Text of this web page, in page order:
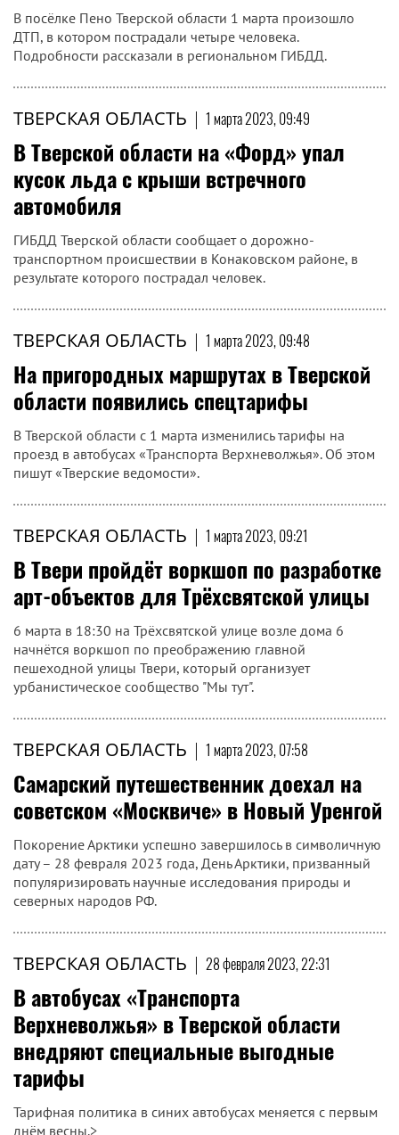
В посёлке Пено Тверской области 1 марта произошло
ДТП, в котором пострадали четыре человека.
Подробности рассказали в региональном ГИБДД.
ТВЕРСКАЯ ОБЛАСТЬ | 1 марта 2023, 09:49
В Тверской области на «Форд» упал
кусок льда с крыши встречного
автомобиля
ГИБДД Тверской области сообщает о дорожно-
транспортном происшествии в Конаковском районе, в
результате которого пострадал человек.
ТВЕРСКАЯ ОБЛАСТЬ | 1 марта 2023, 09:48
На пригородных маршрутах в Тверской
области появились спецтарифы
В Тверской области с 1 марта изменились тарифы на
проезд в автобусах «Транспорта Верхневолжья». Об этом
пишут «Тверские ведомости».
ТВЕРСКАЯ ОБЛАСТЬ | 1 марта 2023, 09:21
В Твери пройдёт воркшоп по разработке
арт-объектов для Трёхсвятской улицы
6 марта в 18:30 на Трёхсвятской улице возле дома 6
начнётся воркшоп по преображению главной
пешеходной улицы Твери, который организует
урбанистическое сообщество "Мы тут".
ТВЕРСКАЯ ОБЛАСТЬ | 1 марта 2023, 07:58
Самарский путешественник доехал на
советском «Москвиче» в Новый Уренгой
Покорение Арктики успешно завершилось в символичную
дату – 28 февраля 2023 года, День Арктики, призванный
популяризировать научные исследования природы и
северных народов РФ.
ТВЕРСКАЯ ОБЛАСТЬ | 28 февраля 2023, 22:31
В автобусах «Транспорта
Верхневолжья» в Тверской области
внедряют специальные выгодные
тарифы
Тарифная политика в синих автобусах меняется с первым
днём весны.>